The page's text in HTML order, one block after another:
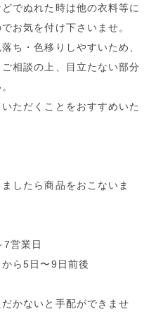
でぬれた時は他の衣料等に
お気を付け下さいませ。
ち・色移りしやすいため、
相談の上、目立たない部分
ただくことをおすすめいた
したら商品をおこないま
営業日
ら5日〜9日前後
かないと手配ができませ